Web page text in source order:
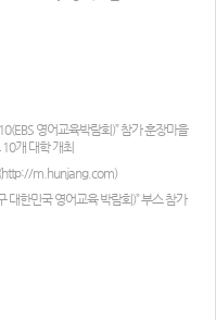
영어교육박람회)” 참가 훈장마을
개 대학 개최
http://m.hunjang.com)
대한민국 영어교육 박람회)” 부스 참가